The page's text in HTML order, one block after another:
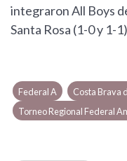
integraron All Boys
Santa Rosa (1-0 y 1-
Federal A
Costa Brava
Torneo Regional Federal